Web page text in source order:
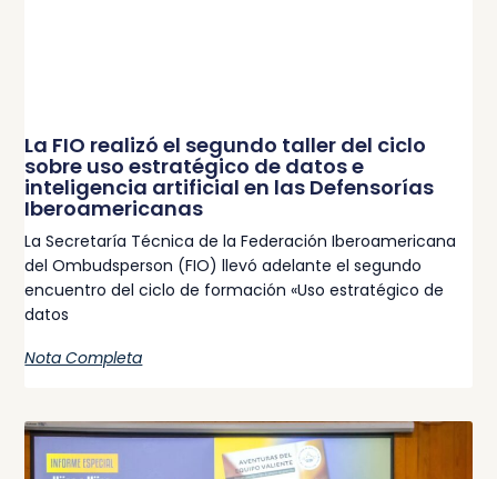
La FIO realizó el segundo taller del ciclo
sobre uso estratégico de datos e
inteligencia artificial en las Defensorías
Iberoamericanas
La Secretaría Técnica de la Federación Iberoamericana
del Ombudsperson (FIO) llevó adelante el segundo
encuentro del ciclo de formación «Uso estratégico de
datos
Nota Completa